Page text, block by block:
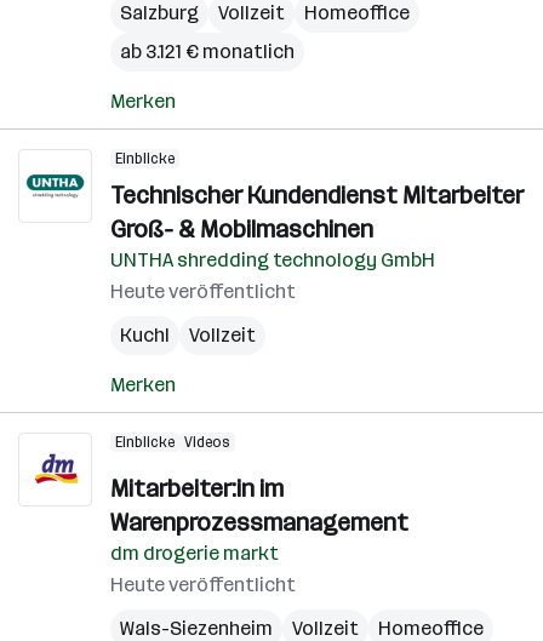
Salzburg
Vollzeit
Homeoffice
ab 3.121 € monatlich
Merken
Einblicke
Technischer Kundendienst Mitarbeiter
Groß- & Mobilmaschinen
UNTHA shredding technology GmbH
Heute veröffentlicht
Kuchl
Vollzeit
Merken
Einblicke Videos
Mitarbeiter:in im
Warenprozessmanagement
dm drogerie markt
Heute veröffentlicht
Wals-Siezenheim
Vollzeit
Homeoffice